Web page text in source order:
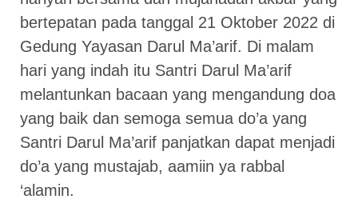
bertepatan pada tanggal 21 Oktober 2022 di
Gedung Yayasan Darul Ma’arif. Di malam
hari yang indah itu Santri Darul Ma’arif
melantunkan bacaan yang mengandung doa
yang baik dan semoga semua do’a yang
Santri Darul Ma’arif panjatkan dapat menjadi
do’a yang mustajab, aamiin ya rabbal
‘alamin.